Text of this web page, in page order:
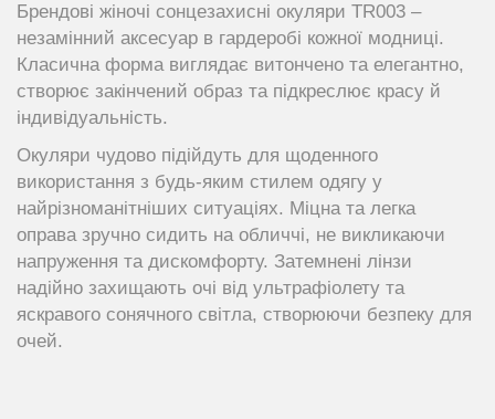
Брендові жіночі сонцезахисні окуляри ТR003 –
незамінний аксесуар в гардеробі кожної модниці.
Класична форма виглядає витончено та елегантно,
створює закінчений образ та підкреслює красу й
індивідуальність.
Окуляри чудово підійдуть для щоденного
використання з будь-яким стилем одягу у
найрізноманітніших ситуаціях. Міцна та легка
оправа зручно сидить на обличчі, не викликаючи
напруження та дискомфорту. Затемнені лінзи
надійно захищають очі від ультрафіолету та
яскравого сонячного світла, створюючи безпеку для
очей.